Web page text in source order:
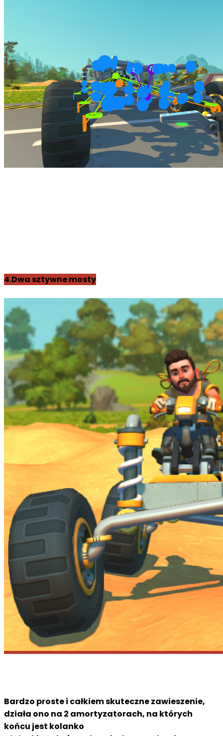
4.Dwa sztywne mosty
Bardzo proste i całkiem skuteczne zawieszenie,
działa ono na 2 amortyzatorach, na których
końcu jest kolanko